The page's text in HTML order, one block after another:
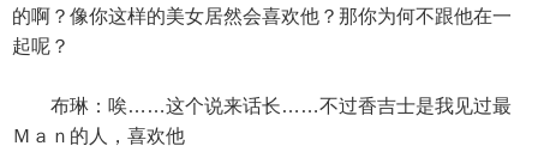
的啊？像你这样的美女居然会喜欢他？那你为何不跟他在一
起呢？
布琳：唉……这个说来话长……不过香吉士是我见过最
Ｍａｎ的人，喜欢他